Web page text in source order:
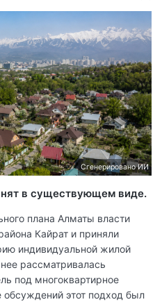
Сгенерировано ИИ
в существующем виде.
плана Алматы власти
Кайрат и приняли
индивидуальной жилой
рассматривалась
под многоквартирное
обсуждений этот подход был